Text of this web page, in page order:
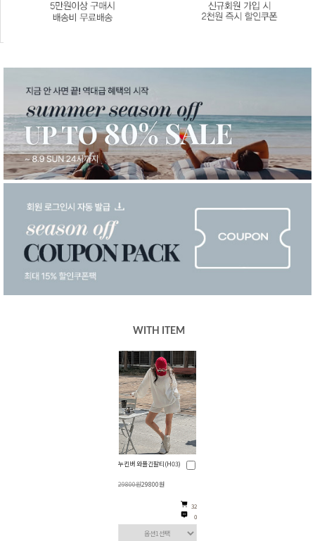
WITH ITEM
누킨버 와플긴팔티(H03)
29800원29800원
32
0